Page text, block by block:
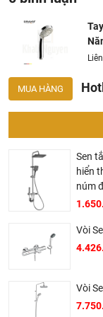
Hiện tại chúng
mãi hấp dẫn,
vào hotline để
BRAVAT –
▶ Bravat là
bị vệ sinh của
đầu từ một
sau hơn 2 thế kỷ
trong những
MUA HÀNG
Sen
hiển
núm
Vòi
Vòi